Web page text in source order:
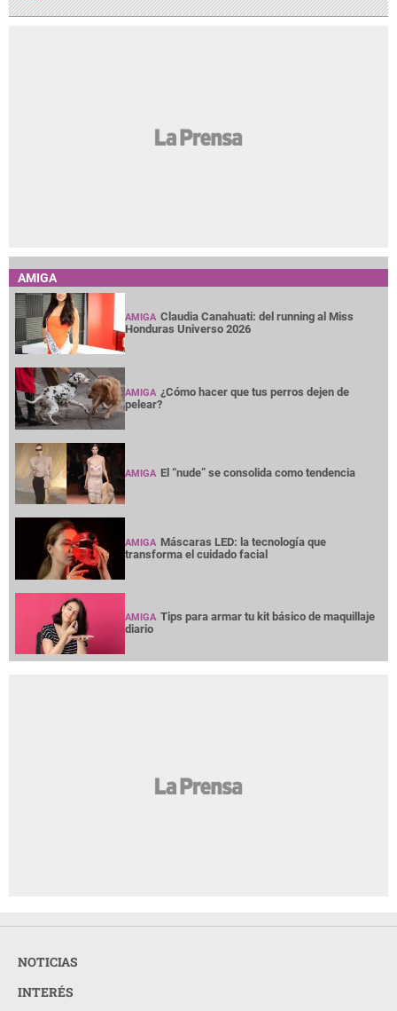
AMIGA
AMIGA Claudia Canahuati: del running al Miss
Honduras Universo 2026
AMIGA ¿Cómo hacer que tus perros dejen de
pelear?
AMIGA El “nude” se consolida como tendencia
AMIGA Máscaras LED: la tecnología que
transforma el cuidado facial
AMIGA Tips para armar tu kit básico de maquillaje
diario
NOTICIAS
INTERÉS